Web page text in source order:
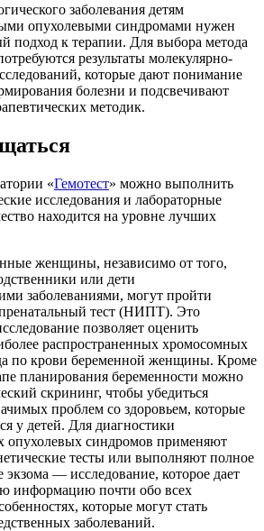
заболевания детям
опухолевыми синдромами нужен
подход к терапии. Для выбора метода
результаты молекулярно-
которые дают понимание
болезни и подсвечивают
методик.
«Гемотест» можно выполнить
исследования и лабораторные
находится на уровне лучших
женщины, независимо от того,
или дети
заболеваниями, могут пройти
тест (НИПТ). Это
позволяет оценить
распространенных хромосомных
по крови беременной женщины. Кроме
планирования беременности можно
скрининг, чтобы убедиться
проблем со здоровьем, которые
у детей. Для диагностики
опухолевых синдромов применяют
тесты или выполняют полное
экзома — исследование, которое дает
информацию почти обо всех
которые могут стать
заболеваний.